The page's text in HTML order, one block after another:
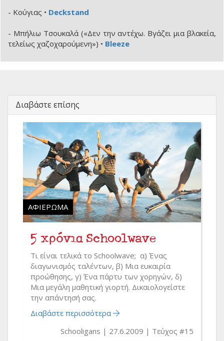
- Κούγιας • Deckstand
- Μπήλιω Τσουκαλά («Δεν την αντέχω. Βγάζει μια βλακεία,
τελείως χαζοχαρούμενη») • Bleeze
Διαβάστε επίσης
ΑΦΙΈΡΩΜΑ
5 χρόνια Schoolwave
Τι είναι τελικά το Schoolwave; α) Ένας
διαγωνισμός ταλέντων, β) Μια ευκαιρία
προώθησης, γ) Ένα πάρτυ των χορηγών, δ)
Μια μεγάλη μαθητική γιορτή. Δικαιολογείστε
την απάντησή σας.
Διαβάστε περισσότερα
Schooligans
27.6.2009 Τεύχος #15